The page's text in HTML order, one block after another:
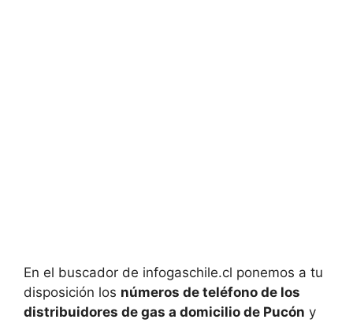
En el buscador de infogaschile.cl ponemos a tu
disposición los números de teléfono de los
distribuidores de gas a domicilio de Pucón y